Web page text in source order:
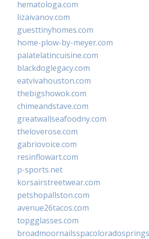
hematologa.com
lizaivanov.com
guesttinyhomes.com
home-plow-by-meyer.com
palatelatincuisine.com
blackdoglegacy.com
eatvivahouston.com
thebigshowok.com
chimeandstave.com
greatwallseafoodny.com
theloverose.com
gabriovoice.com
resinflowart.com
p-sports.net
korsairstreetwear.com
petshopallston.com
avenue26tacos.com
topgglasses.com